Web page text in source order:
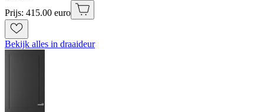
Prijs: 415.00 euro
Bekijk alles in draaideur